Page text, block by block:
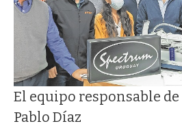
El equipo responsable de
Pablo Díaz